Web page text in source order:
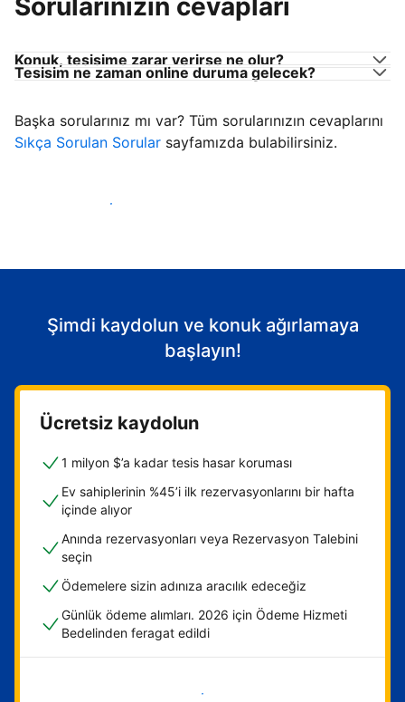
Sorularınızın cevapları
Konuk, tesisime zarar verirse ne olur?
Tesisim ne zaman online duruma gelecek?
Başka sorularınız mı var? Tüm sorularınızın cevaplarını
Sıkça Sorulan Sorular sayfamızda bulabilirsiniz.
Konuk ağırlamaya başla
Şimdi kaydolun ve konuk ağırlamaya
başlayın!
Ücretsiz kaydolun
1 milyon $’a kadar tesis hasar koruması
Ev sahiplerinin %45’i ilk rezervasyonlarını bir hafta
içinde alıyor
Anında rezervasyonları veya Rezervasyon Talebini
seçin
Ödemelere sizin adınıza aracılık edeceğiz
Günlük ödeme alımları. 2026 için Ödeme Hizmeti
Bedelinden feragat edildi
Hemen başla